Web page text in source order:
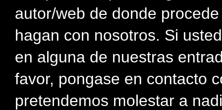
autor/web de donde
hagan con nosotros. Si
en alguna de nuestras
favor, pongase en contacto
pretendemos molestar a